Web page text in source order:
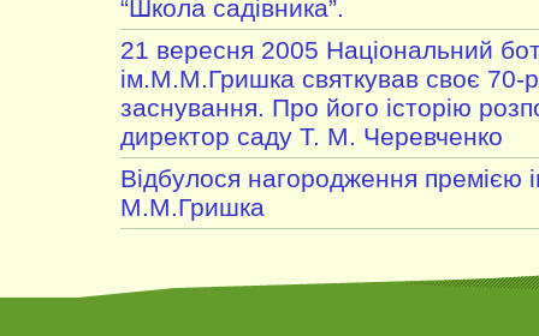
“Школа садівника”.
21 вересня 2005 Національний
ім.М.М.Гришка святкував своє 70-
заснування. Про його історію
директор саду Т. М. Черевченко
Відбулося нагородження премією
М.М.Гришка